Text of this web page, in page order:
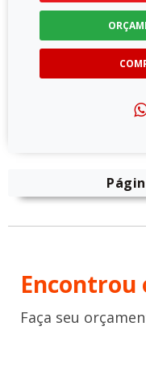
Encontrou
Faça seu